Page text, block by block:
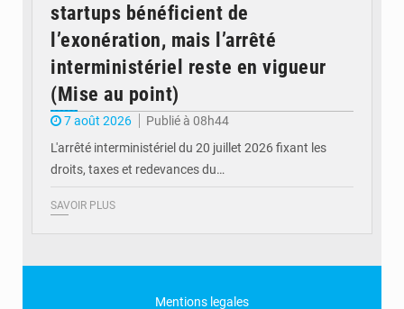
startups bénéficient de
l’exonération, mais l’arrêté
interministériel reste en vigueur
(Mise au point)
7 août 2026
Publié à 08h44
L'arrêté interministériel du 20 juillet 2026 fixant les
droits, taxes et redevances du…
SAVOIR PLUS
Mentions legales